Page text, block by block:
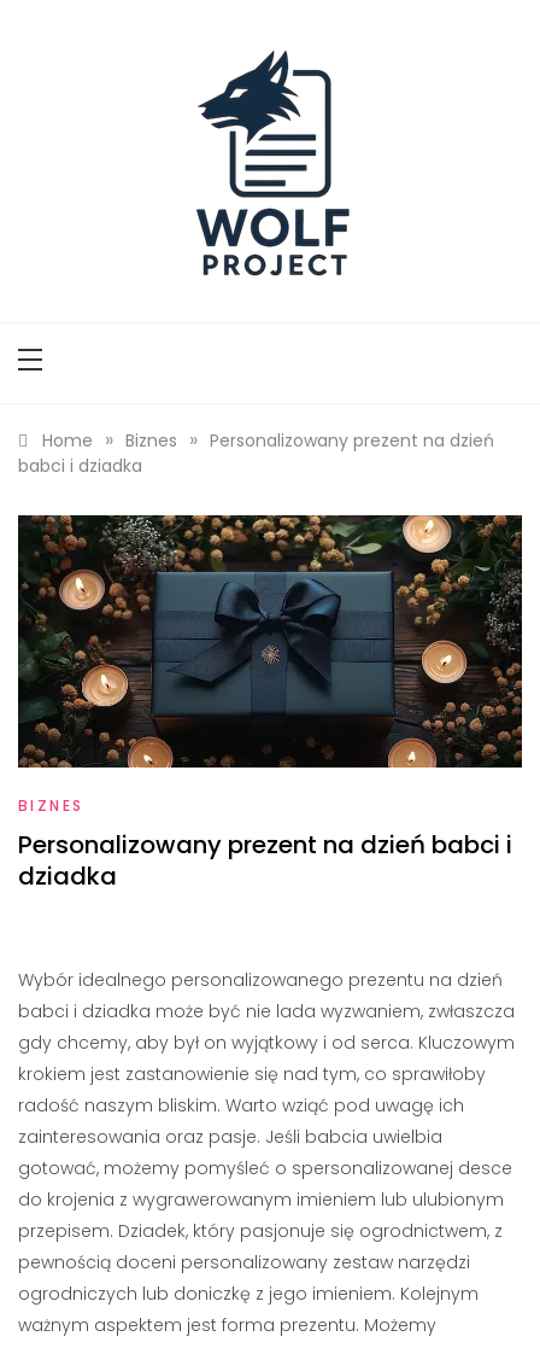
Home » Biznes » Personalizowany prezent na dzień
babci i dziadka
BIZNES
Personalizowany prezent na dzień babci i
dziadka
Wybór idealnego personalizowanego prezentu na dzień
babci i dziadka może być nie lada wyzwaniem, zwłaszcza
gdy chcemy, aby był on wyjątkowy i od serca. Kluczowym
krokiem jest zastanowienie się nad tym, co sprawiłoby
radość naszym bliskim. Warto wziąć pod uwagę ich
zainteresowania oraz pasje. Jeśli babcia uwielbia
gotować, możemy pomyśleć o spersonalizowanej desce
do krojenia z wygrawerowanym imieniem lub ulubionym
przepisem. Dziadek, który pasjonuje się ogrodnictwem, z
pewnością doceni personalizowany zestaw narzędzi
ogrodniczych lub doniczkę z jego imieniem. Kolejnym
ważnym aspektem jest forma prezentu. Możemy